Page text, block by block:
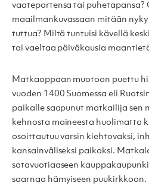
vaatepartensa tai puhetapansa?
maailmankuvassaan mitään
tuttua? Miltä tuntuisi kävellä
tai vaeltaa päiväkausia
Matkaoppaan muotoon puettu
vuoden 1400 Suomessa eli
paikalle saapunut matkailija sen
kehnosta maineesta huolimatta
osoittautuu varsin kiehtovaksi,
kansainväliseksi paikaksi.
satavuotiaaseen
saarnaa hämyiseen